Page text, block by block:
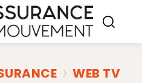
WEB TV